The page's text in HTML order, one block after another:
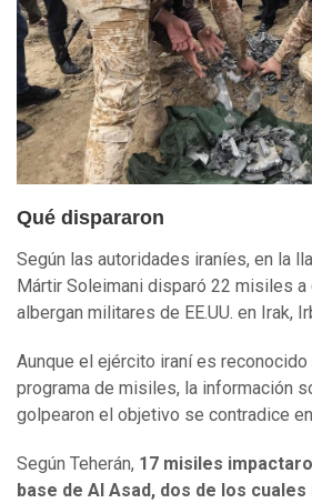
Qué dispararon
Según las autoridades iraníes, en la
Mártir Soleimani disparó 22 misiles
albergan militares de EE.UU. en Irak,
Aunque el ejército iraní es
programa de misiles, la información
golpearon el objetivo se contradice
Según Teherán, 17 misiles
base de Al Asad, dos de los